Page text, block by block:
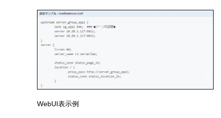
WebUI表示例